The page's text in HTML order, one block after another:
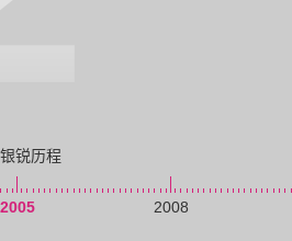
银锐历程
2005 2008